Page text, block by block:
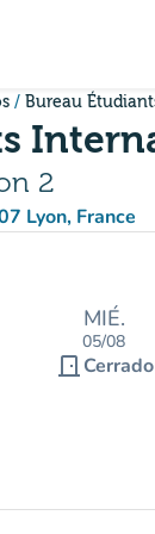
Bureau
2
Lyon, France
Maps)
MIÉ.
05/08
door_front Cerrado